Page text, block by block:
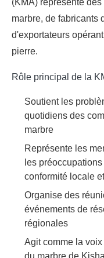
(KMA) représente
marbre, de fabricants
d'exportateurs
pierre.
Rôle principal de la
Soutient les
quotidiens des
marbre
Représente les
les
conformité locale
Organise des
événements de
régionales
Agit comme la
du marbre de